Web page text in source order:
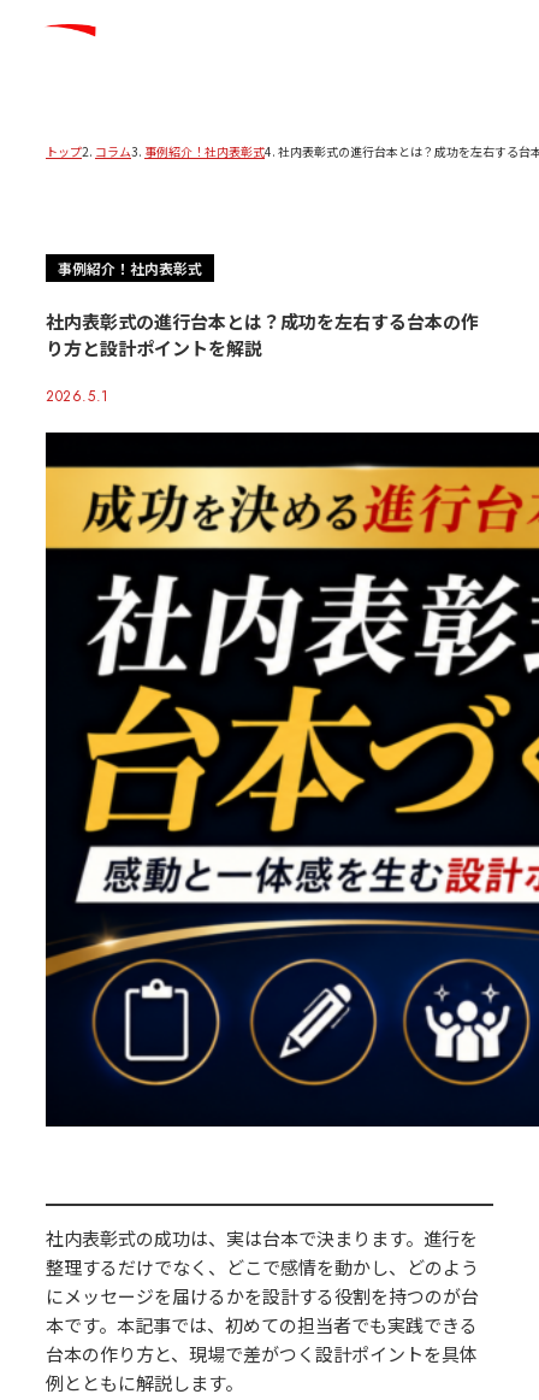
トップ コラム 事例紹介！社内表彰式 社内表彰式の進行台本とは？成功を左右する台
事例紹介！社内表彰式
社内表彰式の進行台本とは？成功を左右する台本の作
り方と設計ポイントを解説
2026.5.1
社内表彰式の成功は、実は台本で決まります。進行を
整理するだけでなく、どこで感情を動かし、どのよう
にメッセージを届けるかを設計する役割を持つのが台
本です。本記事では、初めての担当者でも実践できる
台本の作り方と、現場で差がつく設計ポイントを具体
例とともに解説します。